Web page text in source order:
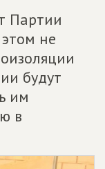
Партии
не
будут
им
в